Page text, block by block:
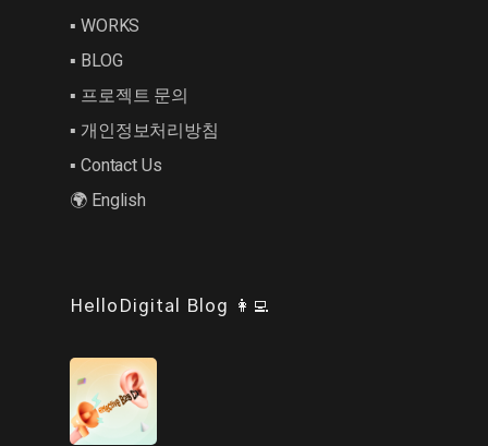
▪︎ WORKS
▪︎ BLOG
▪︎ 프로젝트 문의
▪︎ 개인정보처리방침
▪︎ Contact Us
🌍 English
HelloDigital Blog 👩‍💻